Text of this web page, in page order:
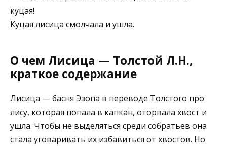
куцая!
Куцая лисица смолчала и ушла.
О чем Лисица — Толстой Л.Н.,
краткое содержание
Лисица — басня Эзопа в переводе Толстого про
лису, которая попала в капкан, оторвала хвост и
ушла. Чтобы не выделяться среди собратьев она
стала уговаривать их избавиться от хвостов. Но